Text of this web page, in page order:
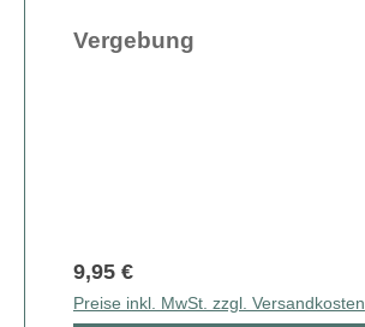
Vergebung
9,95 €
Preise inkl. MwSt. zzgl. Versandkosten